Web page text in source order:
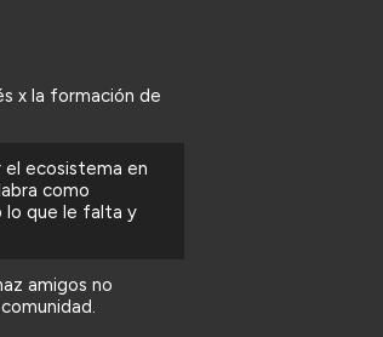
x la formación de
ecosistema en
como
lo que le falta y
amigos no